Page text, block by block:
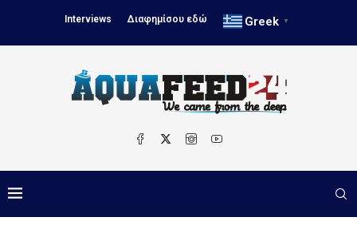
Interviews Διαφημίσου εδώ Greek ▼